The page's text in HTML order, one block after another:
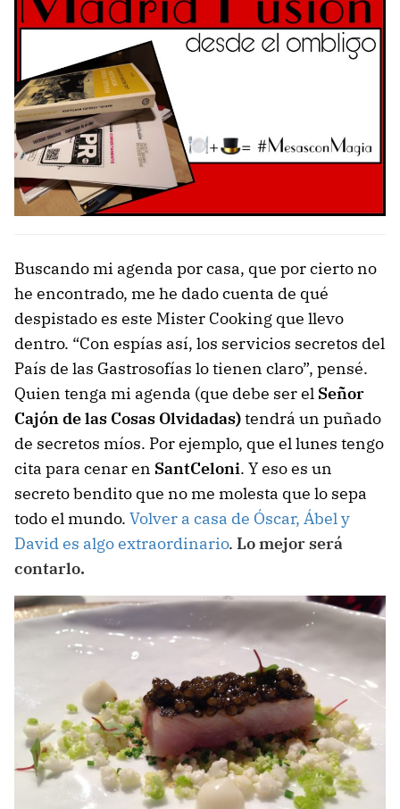
Buscando mi agenda por casa, que por cierto no
he encontrado, me he dado cuenta de qué
despistado es este Mister Cooking que llevo
dentro. “Con espías así, los servicios secretos del
País de las Gastrosofías lo tienen claro”, pensé.
Quien tenga mi agenda (que debe ser el Señor
Cajón de las Cosas Olvidadas)tendrá un puñado
de secretos míos. Por ejemplo, que el lunes tengo
cita para cenar en SantCeloni. Y eso es un
secreto bendito que no me molesta que lo sepa
todo el mundo. Volver a casa de Óscar, Ábel y
David es algo extraordinario. Lo mejor será
contarlo.